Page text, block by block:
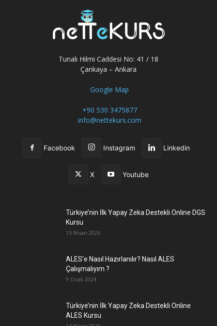
Tunalı Hilmi Caddesi No: 41 / 18
Çankaya – Ankara
Google Map
+90 530 3475877
info@nettekurs.com
Facebook Instagram Linkedin
X Youtube
Türkiye’nin İlk Yapay Zeka Destekli Online DGS
Kursu
15 Nisan 2026
ALES’e Nasıl Hazırlanılır? Nasıl ALES
Çalışmalıyım ?
9 Ocak 2024
Türkiye’nin İlk Yapay Zeka Destekli Online
ALES Kursu